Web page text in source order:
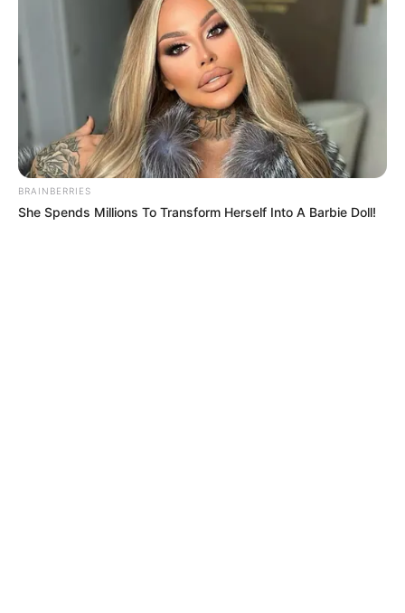
Para participar, no se requiere inscripción previa ni
experiencia. Solo se necesitadisposición para moverse,
aprender y gozar al ritmo de la salsay la bachata.
COMPARTIR
ALERTA BOGOTÁ EN GOOGLE NEWS
BRAINBERRIES
She Spends Millions To Transform Herself Into A Barbie Doll!